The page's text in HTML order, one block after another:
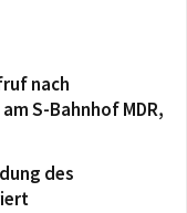
nach
S-Bahnhof MDR,
des